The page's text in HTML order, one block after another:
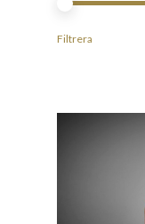
Filtrera